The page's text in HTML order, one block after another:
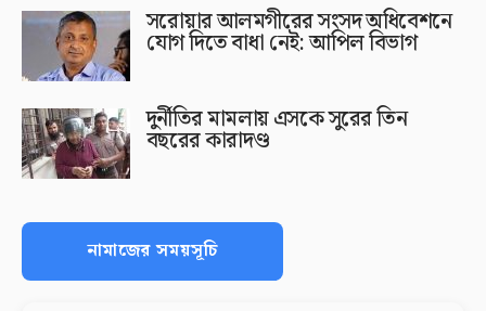
সরোয়ার আলমগীরের সংসদ অধিবেশনে
যোগ দিতে বাধা নেই: আপিল বিভাগ
দুর্নীতির মামলায় এসকে সুরের তিন
বছরের কারাদণ্ড
নামাজের সময়সূচি